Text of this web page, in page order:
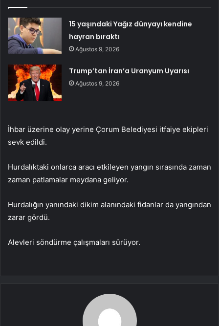
15 yaşındaki Yağız dünyayı kendine
hayran bıraktı
Ağustos 9, 2026
Trump’tan İran’a Uranyum Uyarısı
Ağustos 9, 2026
İhbar üzerine olay yerine Çorum Belediyesi itfaiye ekipleri
sevk edildi.
Hurdalıktaki onlarca aracı etkileyen yangın sırasında zaman
zaman patlamalar meydana geliyor.
Hurdalığın yanındaki dikim alanındaki fidanlar da yangından
zarar gördü.
Alevleri söndürme çalışmaları sürüyor.